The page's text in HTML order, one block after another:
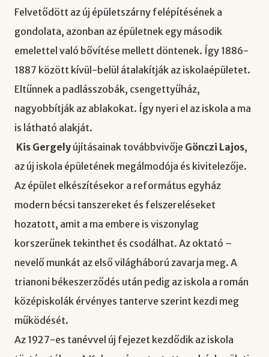
Felvetődött az új épületszárny felépítésének a
gondolata, azonban az épületnek egy második
emelettel való bővítése mellett döntenek. Így 1886-
1887 között kívül-belül átalakítják az iskolaépületet.
Eltűnnek a padlásszobák, csengettyűház,
nagyobbítják az ablakokat. Így nyeri el az iskola a ma
is látható alakját.
Kis Gergely újításainak továbbvivője Gönczi Lajos,
az új iskola épületének megálmodója és kivitelezője.
Az épület elkészítésekor a református egyház
modern bécsi tanszereket és felszereléseket
hozatott, amit a ma embere is viszonylag
korszerűnek tekinthet és csodálhat. Az oktató –
nevelő munkát az első világháború zavarja meg. A
trianoni békeszerződés után pedig az iskola a román
középiskolák érvényes tanterve szerint kezdi meg
működését.
Az 1927-es tanévvel új fejezet kezdődik az iskola